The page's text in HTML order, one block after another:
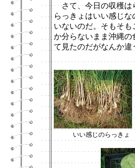
さて、今日の収穫は
らっきょはいい感じ
いないのだ。そもそ
か分らないまま沖縄
て見たのだがなんか違
いい感じのらっ